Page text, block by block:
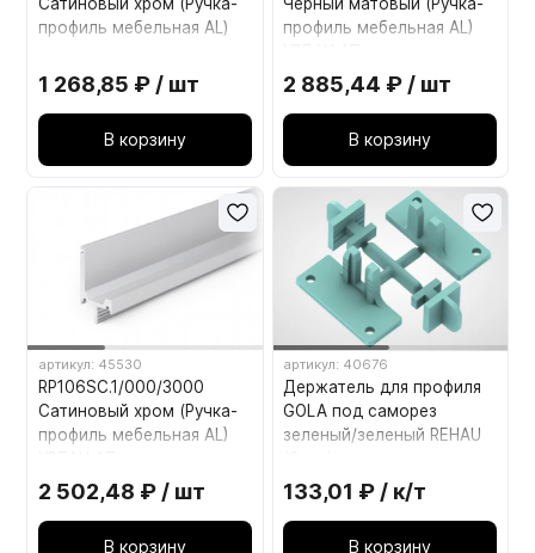
Сатиновый хром (Ручка-
профиль мебельная AL)
1 268,85 ₽ / шт
В корзину
Черный матовый (Ручка-
профиль мебельная AL)
2 885,44 ₽ / шт
В корзину
артикул: 45530
RP106SC.1/000/3000
Сатиновый хром (Ручка-
профиль мебельная AL)
2 502,48 ₽ / шт
В корзину
артикул: 40676
Держатель для профиля
GOLA под саморез
зеленый/зеленый REHAU
133,01 ₽ / к/т
В корзину